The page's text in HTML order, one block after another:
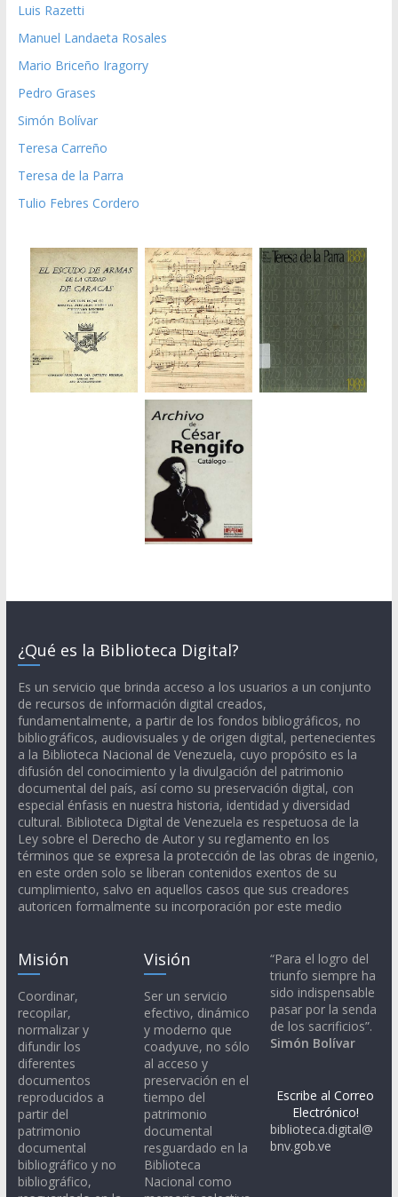
Luis Razetti
Manuel Landaeta Rosales
Mario Briceño Iragorry
Pedro Grases
Simón Bolívar
Teresa Carreño
Teresa de la Parra
Tulio Febres Cordero
¿Qué es la Biblioteca Digital?
Es un servicio que brinda acceso a los usuarios a un conjunto
de recursos de información digital creados,
fundamentalmente, a partir de los fondos bibliográficos, no
bibliográficos, audiovisuales y de origen digital, pertenecientes
a la Biblioteca Nacional de Venezuela, cuyo propósito es la
difusión del conocimiento y la divulgación del patrimonio
documental del país, así como su preservación digital, con
especial énfasis en nuestra historia, identidad y diversidad
cultural. Biblioteca Digital de Venezuela es respetuosa de la
Ley sobre el Derecho de Autor y su reglamento en los
términos que se expresa la protección de las obras de ingenio,
en este orden solo se liberan contenidos exentos de su
cumplimiento, salvo en aquellos casos que sus creadores
autoricen formalmente su incorporación por este medio
Misión
Coordinar,
recopilar,
normalizar y
difundir los
diferentes
documentos
reproducidos a
partir del
patrimonio
documental
bibliográfico y no
bibliográfico,
Visión
Ser un servicio
efectivo, dinámico
y moderno que
coadyuve, no sólo
al acceso y
preservación en el
tiempo del
patrimonio
documental
resguardado en la
Biblioteca
Nacional como
“Para el logro del
triunfo siempre ha
sido indispensable
pasar por la senda
de los sacrificios”.
Simón Bolívar
Escribe al Correo
Electrónico!
biblioteca.digital@
bnv.gob.ve